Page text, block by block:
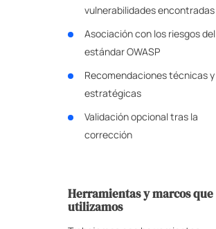
vulnerabilidades encontradas
Asociación con los riesgos del
estándar OWASP
Recomendaciones técnicas y
estratégicas
Validación opcional tras la
corrección
Herramientas y marcos que
utilizamos